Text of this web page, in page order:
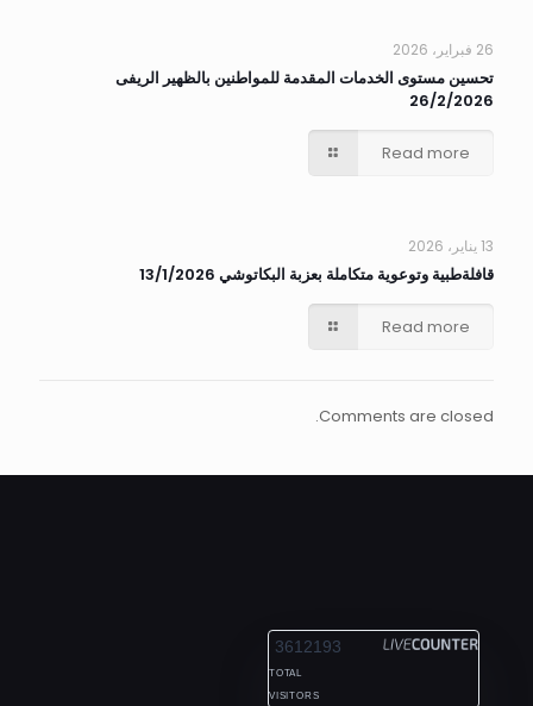
26 فبراير، 2026
تحسين مستوى الخدمات المقدمة للمواطنين بالظهير الريفى
26/2/2026
Read more
13 يناير، 2026
قافلةطبية وتوعوية متكاملة بعزبة البكاتوشي 13/1/2026
Read more
Comments are closed.
3612193
TOTAL
VISITORS